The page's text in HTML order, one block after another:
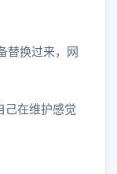
替换过来，网
己在维护感觉